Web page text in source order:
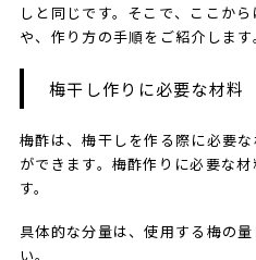
しと同じです。​そこで​​、ここか
や、作り方の手順をご紹介します
​​​​梅干し​作りに必要な材料
梅酢は、梅干しを作る際に必要
ができます。梅酢作りに必要な
す。
具体的な分量は、使用する梅の
い。